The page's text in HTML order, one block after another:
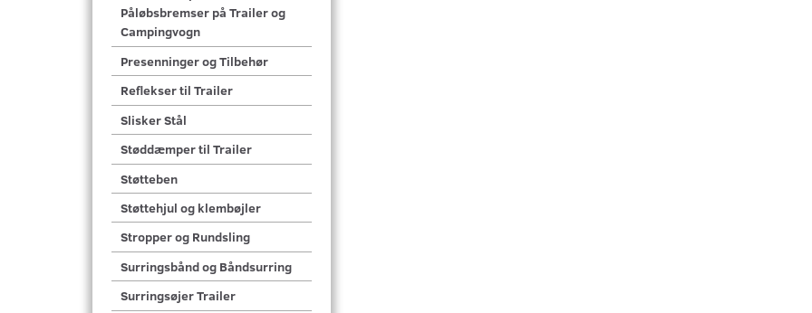
Påløbsbremser på Trailer og
Campingvogn
Presenninger og Tilbehør
Reflekser til Trailer
Slisker Stål
Støddæmper til Trailer
Støtteben
Støttehjul og klembøjler
Stropper og Rundsling
Surringsbånd og Båndsurring
Surringsøjer Trailer